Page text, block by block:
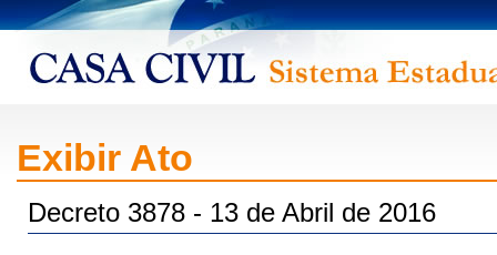
Exibir Ato
Decreto 3878 - 13 de Abril de 2016